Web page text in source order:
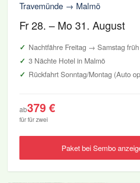
Travemünde → Malmö
Fr 28. – Mo 31. August
Nachtfähre Freitag → Samstag früh
3 Nächte Hotel in Malmö
Rückfahrt Sonntag/Montag (Auto
ab379 €
für für zwei
Paket bei Sembo